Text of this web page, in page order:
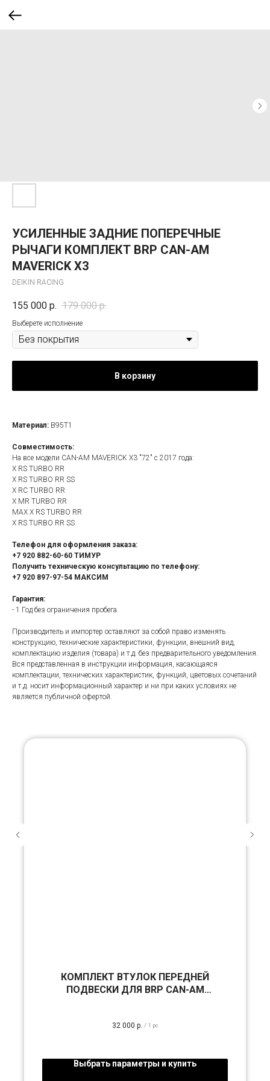
УСИЛЕННЫЕ ЗАДНИЕ ПОПЕРЕЧНЫЕ
РЫЧАГИ КОМПЛЕКТ BRP CAN-AM
MAVERICK X3
DEIKIN RACING
155 000 р. 179 000 р.
Выберете исполнение
В корзину
Материал: В95Т1
Совместимость:
На все модели CAN-AM MAVERICK X3 "72" с 2017 года:
X RS TURBO RR
X RS TURBO RR SS
X RC TURBO RR
X MR TURBO RR
MAX X RS TURBO RR
X RS TURBO RR SS
Телефон для оформления заказа:
+7 920 882-60-60 ТИМУР
Получить техническую консультацию по телефону:
+7 920 897-97-54 МАКСИМ
Гарантия:
- 1 Год без ограничения пробега.
Производитель и импортер оставляют за собой право изменять
конструкцию, технические характеристики, функции, внешний вид,
комплектацию изделия (товара) и т.д. без предварительного уведомления.
Вся представленная в инструкции информация, касающаяся
комплектации, технических характеристик, функций, цветовых сочетаний
и т.д. носит информационный характер и ни при каких условиях не
является публичной офертой.
КОМПЛЕКТ ВТУЛОК ПЕРЕДНЕЙ
ПОДВЕСКИ ДЛЯ BRP CAN-AM
32 000 р. / 1 pc
Выбрать параметры и купить